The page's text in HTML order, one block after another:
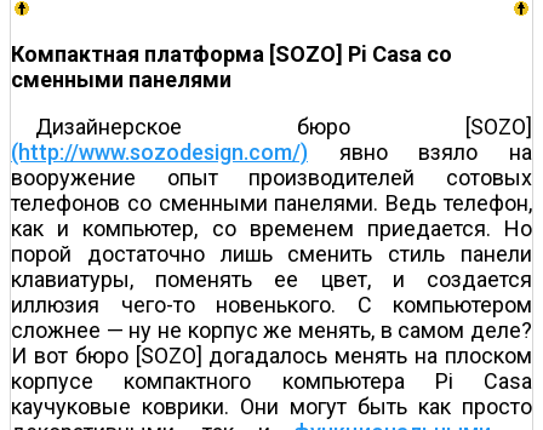
Компактная платформа [SOZO] Pi Casa со
сменными панелями
Дизайнерское бюро [SOZO]
(http://www.sozodesign.com/) явно взяло на
вооружение опыт производителей сотовых
телефонов со сменными панелями. Ведь телефон,
как и компьютер, со временем приедается. Но
порой достаточно лишь сменить стиль панели
клавиатуры, поменять ее цвет, и создается
иллюзия чего-то новенького. С компьютером
сложнее — ну не корпус же менять, в самом деле?
И вот бюро [SOZO] догадалось менять на плоском
корпусе компактного компьютера Pi Casa
каучуковые коврики. Они могут быть как просто